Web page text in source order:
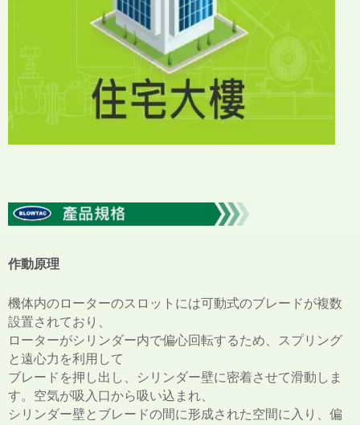
作動原理
機体内のローターのスロットには可動式のブレードが複数
設置されており、
ローターがシリンダー内で偏心回転するため、スプリング
と遠心力を利用して
ブレードを押し出し、シリンダー壁に密着させて滑動しま
す。空気が吸入口から吸い込まれ、
シリンダー壁とブレードの間に形成された空間に入り、偏